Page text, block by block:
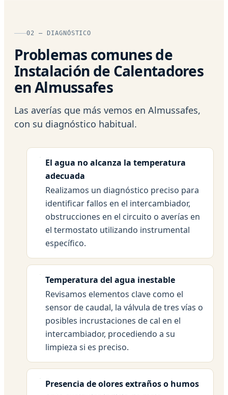
02 — DIAGNÓSTICO
Problemas comunes de
Instalación de Calentadores
en Almussafes
Las averías que más vemos en Almussafes,
con su diagnóstico habitual.
El agua no alcanza la temperatura
adecuada
Realizamos un diagnóstico preciso para
identificar fallos en el intercambiador,
obstrucciones en el circuito o averías en
el termostato utilizando instrumental
específico.
Temperatura del agua inestable
Revisamos elementos clave como el
sensor de caudal, la válvula de tres vías o
posibles incrustaciones de cal en el
intercambiador, procediendo a su
limpieza si es preciso.
Presencia de olores extraños o humos